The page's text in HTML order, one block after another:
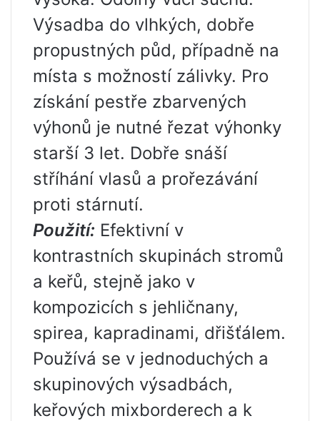
Výsadba do vlhkých, dobře
propustných půd, případně na
místa s možností zálivky. Pro
získání pestře zbarvených
výhonů je nutné řezat výhonky
starší 3 let. Dobře snáší
stříhání vlasů a prořezávání
proti stárnutí.
Použití: Efektivní v
kontrastních skupinách stromů
a keřů, stejně jako v
kompozicích s jehličnany,
spirea, kapradinami, dřišťálem.
Používá se v jednoduchých a
skupinových výsadbách,
keřových mixborderech a k